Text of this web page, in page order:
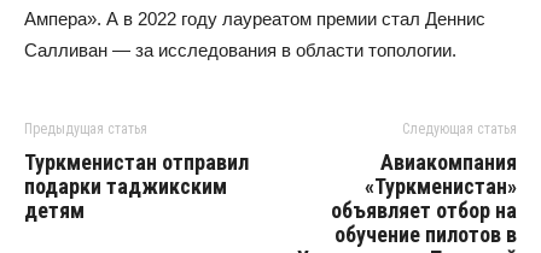
Ампера». А в 2022 году лауреатом премии стал Деннис
Салливан — за исследования в области топологии.
Предыдущая статья
Туркменистан отправил
подарки таджикским
детям
Следующая статья
Авиакомпания
«Туркменистан»
объявляет отбор на
обучение пилотов в